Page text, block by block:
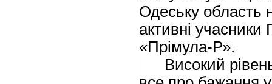
Одеську область
активні учасники
«Прімула-Р».
Високий рівень